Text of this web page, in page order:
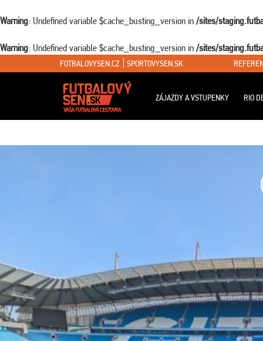
Warning: Undefined variable $cache_busting_version in /sites/
Warning: Undefined variable $cache_busting_version in /sites/
FOTBALOVYSEN.CZ SPORTOVYSEN.SK
ZÁJAZDY A VSTUPENKY RIO
: Attempt to read property "ID" on false in/sites/